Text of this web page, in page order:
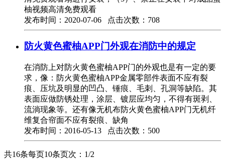
柚视频高清免费观看
发布时间：2020-07-06 点击次数：708
防火黄色蜜柚APP门外观在消防中的规定
在消防上对防火黄色蜜柚APP门的外观也是有一定的要
求，像：防火黄色蜜柚APP金属零部件表面不应有裂
痕、压坑及明显的凹凸、锤痕、毛刺、孔洞等缺陷。其
表面应做防锈处理，涂层、镀层应均匀，不得有斑剥、
流淌现象等。还有像无机布防火黄色蜜柚APP门无机纤
维复合帘面不应有裂痕、缺角
发布时间：2016-05-13 点击次数：500
共16条每页10条页次：1/2